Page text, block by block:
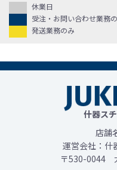
休業日
受注・お問い合わせ業務
発送業務のみ
什器ス
店舗
運営会社：什
〒530-0044